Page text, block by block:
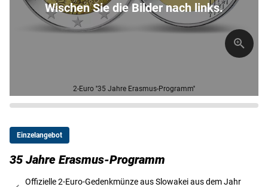
2-Euro ''35 Jahre Erasmus-Programm''
Wischen Sie die Bilder nach links.
Einzelangebot
35 Jahre Erasmus-Programm
Offizielle 2-Euro-Gedenkmünze aus Slowakei aus dem Jahr